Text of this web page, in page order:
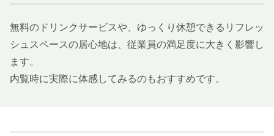
無料のドリンクサービスや、ゆっくり休憩できるリフレッ
シュスペースの居心地は、従業員の満足度に大きく影響し
ます。
内覧時に実際に体感してみるのもおすすめです。